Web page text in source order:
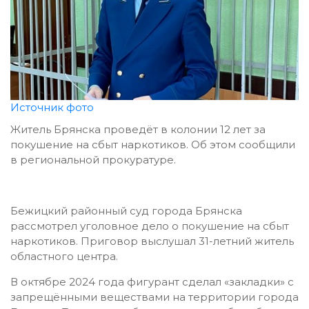
Источник фото
Житель Брянска проведёт в колонии 12 лет за
покушение на сбыт наркотиков. Об этом сообщили
в региональной прокуратуре.
Бежицкий районный суд города Брянска
рассмотрел уголовное дело о покушение на сбыт
наркотиков. Приговор выслушал 31-летний житель
областного центра.
В октябре 2024 года фигурант сделал «закладки» с
запрещёнными веществами на территории города